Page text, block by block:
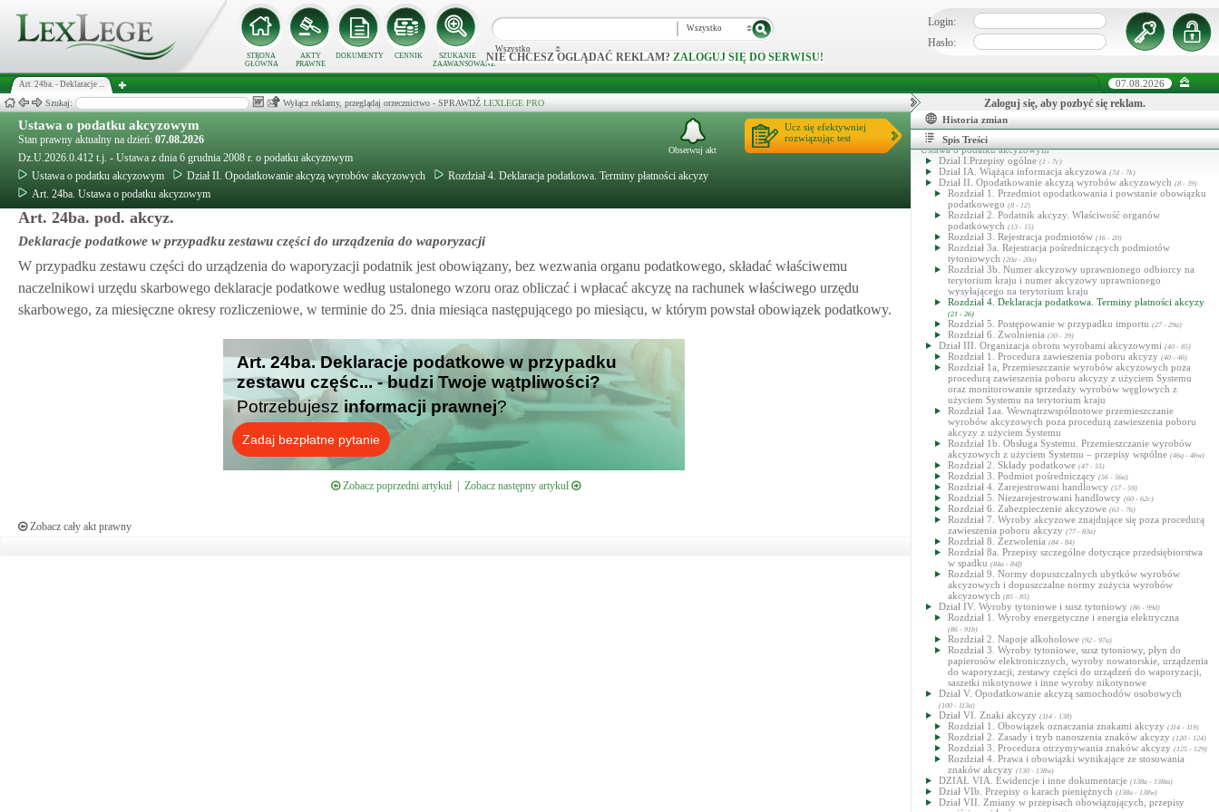
STRONA
GŁÓWNA
AKTY
PRAWNE
DOKUMENTY CENNIK
SZUKANIE
ZAAWANSOWANE
Wszystko
Wszystko
NIE CHCESZ OGLĄDAĆ REKLAM? ZALOGUJ SIĘ DO SERWISU!
Login:
Hasło:
Art. 24ba. - Deklaracje ... 07.08.2026
Szukaj: Wyłącz reklamy, przeglądaj orzecznictwo - SPRAWDŹ LEXLEGE PRO
Ustawa o podatku akcyzowym
Stan prawny aktualny na dzień: 07.08.2026
Dz.U.2026.0.412 t.j. - Ustawa z dnia 6 grudnia 2008 r. o podatku akcyzowym
Ustawa o podatku akcyzowym
Dział II. Opodatkowanie akcyzą wyrobów akcyzowych
Rozdział 4. Deklaracja podatkowa. Terminy płatności akcyzy
Art. 24ba. Ustawa o podatku akcyzowym
Ucz się efektywniej
rozwiązując test
Obserwuj akt
Art. 24ba. pod. akcyz.
Deklaracje podatkowe w przypadku zestawu części do urządzenia do waporyzacji
W przypadku zestawu części do urządzenia do waporyzacji podatnik jest obowiązany, bez wezwania organu podatkowego, składać właściwemu
naczelnikowi urzędu skarbowego deklaracje podatkowe według ustalonego wzoru oraz obliczać i wpłacać akcyzę na rachunek właściwego urzędu
skarbowego, za miesięczne okresy rozliczeniowe, w terminie do 25. dnia miesiąca następującego po miesiącu, w którym powstał obowiązek podatkowy.
Art. 24ba. Deklaracje podatkowe w przypadku
zestawu częśc... - budzi Twoje wątpliwości?
Potrzebujesz informacji prawnej?
Zadaj bezpłatne pytanie
Zobacz poprzedni artykuł| Zobacz następny artykuł
Zobacz cały akt prawny
Zaloguj się, aby pozbyć się reklam.
Historia zmian
Spis Treści
Ustawa o podatku akcyzowym
Dział I.Przepisy ogólne (1 - 7c)
Dział IA. Wiążąca informacja akcyzowa (7d - 7k)
Dział II. Opodatkowanie akcyzą wyrobów akcyzowych (8 - 39)
Rozdział 1. Przedmiot opodatkowania i powstanie obowiązku
podatkowego (8 - 12)
Rozdział 2. Podatnik akcyzy. Właściwość organów
podatkowych (13 - 15)
Rozdział 3. Rejestracja podmiotów (16 - 20)
Rozdział 3a. Rejestracja pośredniczących podmiotów
tytoniowych (20a - 20o)
Rozdział 3b. Numer akcyzowy uprawnionego odbiorcy na
terytorium kraju i numer akcyzowy uprawnionego
wysyłającego na terytorium kraju
Rozdział 4. Deklaracja podatkowa. Terminy płatności akcyzy
(21 - 26)
Rozdział 5. Postępowanie w przypadku importu (27 - 29a)
Rozdział 6. Zwolnienia (30 - 39)
Dział III. Organizacja obrotu wyrobami akcyzowymi (40 - 85)
Rozdział 1. Procedura zawieszenia poboru akcyzy (40 - 46)
Rozdział 1a, Przemieszczanie wyrobów akcyzowych poza
procedurą zawieszenia poboru akcyzy z użyciem Systemu
oraz monitorowanie sprzedaży wyrobów węglowych z
użyciem Systemu na terytorium kraju
Rozdział 1aa. Wewnątrzwspólnotowe przemieszczanie
wyrobów akcyzowych poza procedurą zawieszenia poboru
akcyzy z użyciem Systemu
Rozdział 1b. Obsługa Systemu. Przemieszczanie wyrobów
akcyzowych z użyciem Systemu – przepisy wspólne (46q - 46w)
Rozdział 2. Składy podatkowe (47 - 55)
Rozdział 3. Podmiot pośredniczący (56 - 56a)
Rozdział 4. Zarejestrowani handlowcy (57 - 59)
Rozdział 5. Niezarejestrowani handlowcy (60 - 62c)
Rozdział 6. Zabezpieczenie akcyzowe (63 - 76)
Rozdział 7. Wyroby akcyzowe znajdujące się poza procedurą
zawieszenia poboru akcyzy (77 - 83a)
Rozdział 8. Zezwolenia (84 - 84)
Rozdział 8a. Przepisy szczególne dotyczące przedsiębiorstwa
w spadku (84a - 84f)
Rozdział 9. Normy dopuszczalnych ubytków wyrobów
akcyzowych i dopuszczalne normy zużycia wyrobów
akcyzowych (85 - 85)
Dział IV. Wyroby tytoniowe i susz tytoniowy (86 - 99d)
Rozdział 1. Wyroby energetyczne i energia elektryczna
(86 - 91b)
Rozdział 2. Napoje alkoholowe (92 - 97a)
Rozdział 3. Wyroby tytoniowe, susz tytoniowy, płyn do
papierosów elektronicznych, wyroby nowatorskie, urządzenia
do waporyzacji, zestawy części do urządzeń do waporyzacji,
saszetki nikotynowe i inne wyroby nikotynowe
Dział V. Opodatkowanie akcyzą samochodów osobowych
(100 - 113a)
Dział VI. Znaki akcyzy (114 - 138)
Rozdział 1. Obowiązek oznaczania znakami akcyzy (114 - 119)
Rozdział 2. Zasady i tryb nanoszenia znaków akcyzy (120 - 124)
Rozdział 3. Procedura otrzymywania znaków akcyzy (125 - 129)
Rozdział 4. Prawa i obowiązki wynikające ze stosowania
znaków akcyzy (130 - 138w)
DZIAŁ VIA. Ewidencje i inne dokumentacje (138a - 138ta)
Dział VIb. Przepisy o karach pieniężnych (138u - 138w)
Dział VII. Zmiany w przepisach obowiązujących, przepisy